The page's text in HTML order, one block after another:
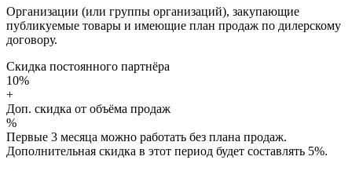
Организации (или группы организаций), закупающие
публикуемые товары и имеющие план продаж по дилерскому
договору.
Скидка постоянного партнёра
10%
+
Доп. скидка от объёма продаж
%
Первые 3 месяца можно работать без плана продаж.
Дополнительная скидка в этот период будет составлять 5%.